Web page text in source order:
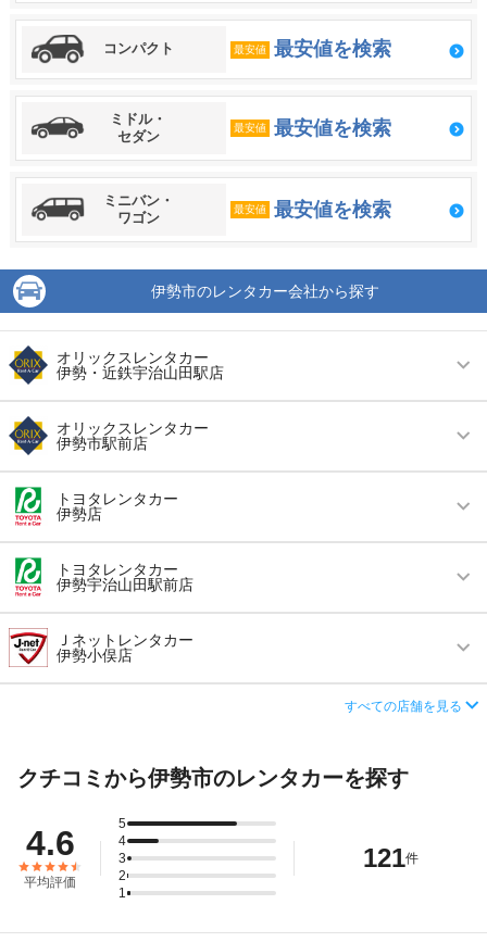
コンパクト 最安値 最安値を検索
ミドル・
セダン
最安値 最安値を検索
ミニバン・
ワゴン
最安値 最安値を検索
伊勢市のレンタカー会社から探す
オリックスレンタカー
伊勢・近鉄宇治山田駅店
営業時間 毎日 08:00 ～ 18:00
アクセス 宇治山田駅より徒歩で約1分（送迎なし）
住所 伊勢市岩渕２－１－４３
この店舗でレンタカーを探す
オリックスレンタカー
伊勢市駅前店
営業時間 毎日 08:00 ～ 18:00
アクセス
住所 伊勢市本町２－１７
この店舗でレンタカーを探す
トヨタレンタカー
伊勢店
営業時間 毎日 08:00 ～ 20:00
アクセス 伊勢市駅より徒歩で約7分（送迎なし）
住所 三重県伊勢市河崎2-11-6
トヨタレンタカー
伊勢宇治山田駅前店
営業時間 毎日 08:00 ～ 19:00
アクセス 宇治山田駅より徒歩で約1分（送迎なし）
Ｊネットレンタカー
伊勢小俣店
住所 三重県伊勢市小俣町湯田795-8
この店舗でレンタカーを探す
すべての店舗を見る
クチコミから伊勢市のレンタカーを探す
4.6
平均評価
5
4
3
2
1
121件